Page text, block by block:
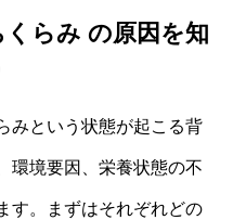
らみ の原因を知
みという状態が起こる背
環境要因、栄養状態の不
す。まずはそれぞれどの